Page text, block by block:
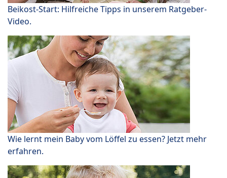
Beikost-Start: Hilfreiche Tipps in unserem Ratgeber-
Video.
Wie lernt mein Baby vom Löffel zu essen? Jetzt mehr
erfahren.